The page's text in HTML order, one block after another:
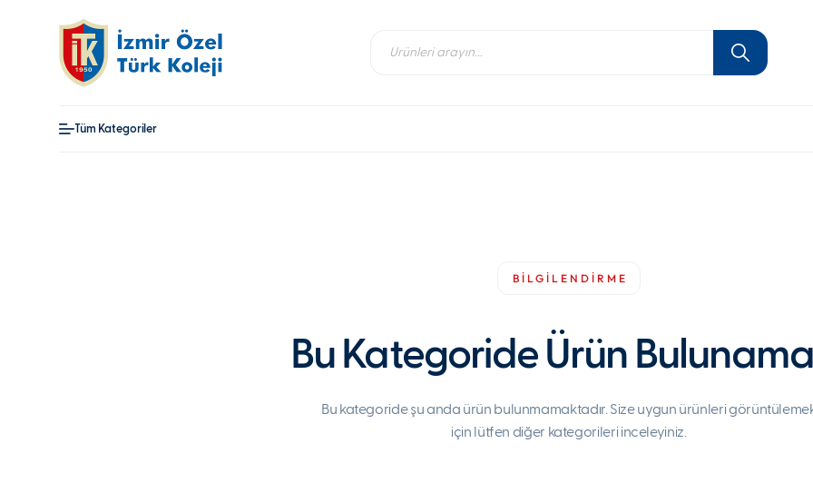
Tüm Kategoriler
BİLGİLENDİRME
Bu Kategoride Ürün
Bu kategoride şu anda ürün bulunmamaktadır. Size uygun ürünleri
için lütfen diğer kategorileri inceleyiniz.